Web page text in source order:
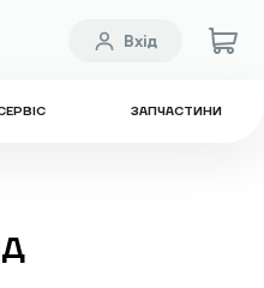
ЗАПЧАСТИНИ
Вхід